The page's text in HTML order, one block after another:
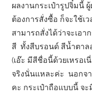
ผลงานกระเป๋ารูปจิ๋มนี้
ต้องการสั่งซื้อ ก็จะใช้เ
สามารถสั่งได้ว่าจะเอา
สี ทั้งสีบรอนด์ สีน้ำตาล
(เอ๊ะ มีสีชื่อนี้ด้วยเหรอ
จริงนั่นแหละค่ะ นอกจา
คะ กระเป๋าถือแบบนี้ จ